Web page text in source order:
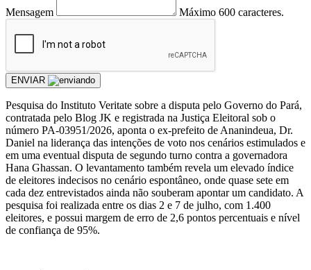
Mensagem Máximo 600 caracteres.
ENVIAR
Pesquisa do Instituto Veritate sobre a disputa pelo Governo do Pará,
contratada pelo Blog JK e registrada na Justiça Eleitoral sob o
número PA-03951/2026, aponta o ex-prefeito de Ananindeua, Dr.
Daniel na liderança das intenções de voto nos cenários estimulados e
em uma eventual disputa de segundo turno contra a governadora
Hana Ghassan. O levantamento também revela um elevado índice
de eleitores indecisos no cenário espontâneo, onde quase sete em
cada dez entrevistados ainda não souberam apontar um candidato. A
pesquisa foi realizada entre os dias 2 e 7 de julho, com 1.400
eleitores, e possui margem de erro de 2,6 pontos percentuais e nível
de confiança de 95%.